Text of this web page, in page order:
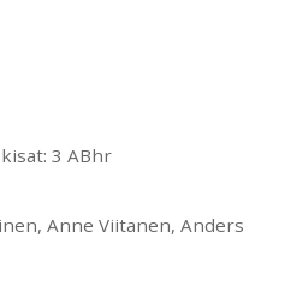
3 ABhr
Anne Viitanen, Anders